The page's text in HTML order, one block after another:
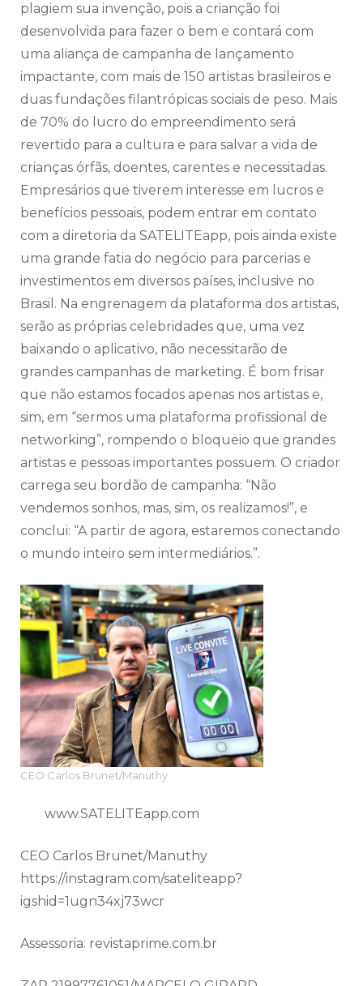
plagiem sua invenção, pois a crianção foi
desenvolvida para fazer o bem e contará com
uma aliança de campanha de lançamento
impactante, com mais de 150 artistas brasileiros e
duas fundações filantrópicas sociais de peso. Mais
de 70% do lucro do empreendimento será
revertido para a cultura e para salvar a vida de
crianças órfãs, doentes, carentes e necessitadas.
Empresários que tiverem interesse em lucros e
benefícios pessoais, podem entrar em contato
com a diretoria da SATELITEapp, pois ainda existe
uma grande fatia do negócio para parcerias e
investimentos em diversos países, inclusive no
Brasil. Na engrenagem da plataforma dos artistas,
serão as próprias celebridades que, uma vez
baixando o aplicativo, não necessitarão de
grandes campanhas de marketing. É bom frisar
que não estamos focados apenas nos artistas e,
sim, em “sermos uma plataforma profissional de
networking”, rompendo o bloqueio que grandes
artistas e pessoas importantes possuem. O criador
carrega seu bordão de campanha: “Não
vendemos sonhos, mas, sim, os realizamos!”, e
conclui: “A partir de agora, estaremos conectando
o mundo inteiro sem intermediários.”.
CEO Carlos Brunet/Manuthy
www.SATELITEapp.com
CEO Carlos Brunet/Manuthy
https://instagram.com/sateliteapp?
igshid=1ugn34xj73wcr
Assessoria: revistaprime.com.br